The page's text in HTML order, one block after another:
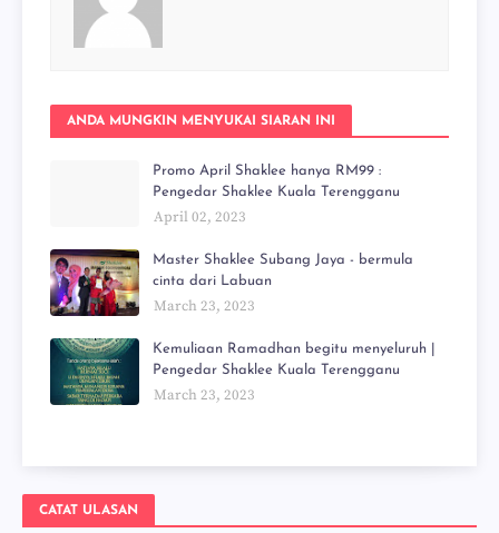
ANDA MUNGKIN MENYUKAI SIARAN INI
Promo April Shaklee hanya RM99 :
Pengedar Shaklee Kuala Terengganu
April 02, 2023
Master Shaklee Subang Jaya - bermula
cinta dari Labuan
March 23, 2023
Kemuliaan Ramadhan begitu menyeluruh |
Pengedar Shaklee Kuala Terengganu
March 23, 2023
CATAT ULASAN